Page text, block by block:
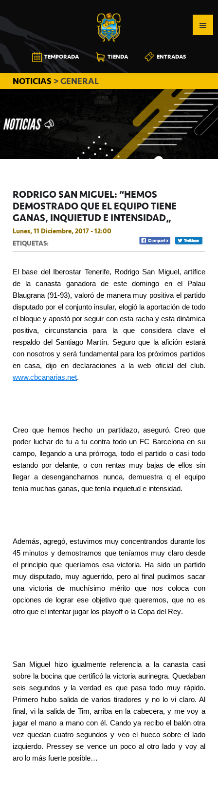
a
la
navegación
principal
al
contenido
principal
a
la
barra
lateral
principal
CB
CANARIAS
TEMPORADA TIENDA ENTRADAS
NOTICIAS > GENERAL
RODRIGO SAN MIGUEL: “HEMOS
DEMOSTRADO QUE EL EQUIPO TIENE
GANAS, INQUIETUD E INTENSIDAD”
Lunes, 11 Diciembre, 2017 - 12:00
ETIQUETAS:
El base del Iberostar Tenerife, Rodrigo San Miguel, artífice
de la canasta ganadora de este domingo en el Palau
Blaugrana (91-93), valoró de manera muy positiva el partido
disputado por el conjunto insular, elogió la aportación de todo
el bloque y apostó por seguir con esta racha y esta dinámica
positiva, circunstancia para la que considera clave el
respaldo del Santiago Martín. Seguro que la afición estará
con nosotros y será fundamental para los próximos partidos
en casa, dijo en declaraciones a la web oficial del club.
www.cbcanarias.net.
Creo que hemos hecho un partidazo, aseguró. Creo que
poder luchar de tu a tu contra todo un FC Barcelona en su
campo, llegando a una prórroga, todo el partido o casi todo
estando por delante, o con rentas muy bajas de ellos sin
llegar a desengancharnos nunca, demuestra q el equipo
tenía muchas ganas, que tenía inquietud e intensidad.
Además, agregó, estuvimos muy concentrandos durante los
45 minutos y demostramos que teníamos muy claro desde
el principio que queríamos esa victoria. Ha sido un partido
muy disputado, muy aguerrido, pero al final pudimos sacar
una victoria de muchísimo mérito que nos coloca con
opciones de lograr ese objetivo que queremos, que no es
otro que el intentar jugar los playoff o la Copa del Rey.
San Miguel hizo igualmente referencia a la canasta casi
sobre la bocina que certificó la victoria aurinegra. Quedaban
seis segundos y la verdad es que pasa todo muy rápido.
Primero hubo salida de varios tiradores y no lo vi claro. Al
final, vi la salida de Tim, arriba en la cabecera, y me voy a
jugar el mano a mano con él. Cando ya recibo el balón otra
vez quedan cuatro segundos y veo el hueco sobre el lado
izquierdo. Pressey se vence un poco al otro lado y voy al
aro lo más fuerte posible…